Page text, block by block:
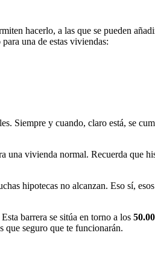
hacerlo, a las que se pueden
una de estas viviendas:
Siempre y cuando, claro está, se
una vivienda normal. Recuerda que
hipotecas no alcanzan. Eso sí,
barrera se sitúa en torno a los
que seguro que te funcionarán.